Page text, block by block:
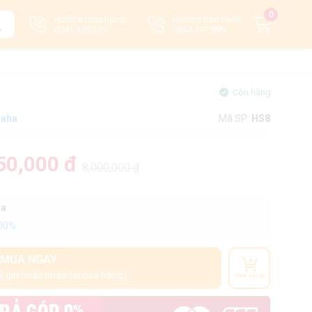
Hotline mua hàng:
0941 339 339
Hotline bảo hành:
0834 397 999
0
Còn hàng
Mã SP: HS8
đ
MUA NGAY
giờ hoặc nhận tại cửa hàng) Thêm vào giỏ